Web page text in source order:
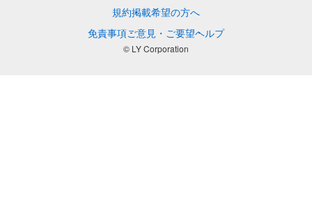
規約掲載希望の方へ
免責事項ご意見・ご要望ヘルプ
© LY Corporation